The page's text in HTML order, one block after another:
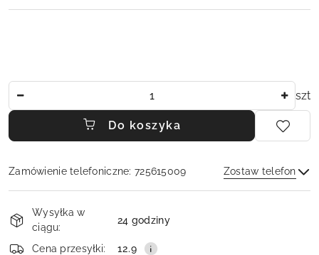
szt
Do koszyka
Zamówienie telefoniczne: 725615009 Zostaw telefon
i
dostawa
Wysyłka w
ciągu:
24 godziny
Cena przesyłki: 12.9